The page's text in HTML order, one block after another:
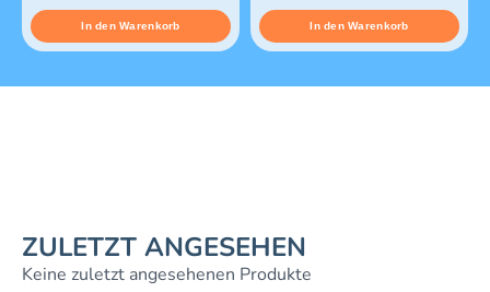
In den Warenkorb In den Warenkorb
ZULETZT ANGESEHEN
Keine zuletzt angesehenen Produkte